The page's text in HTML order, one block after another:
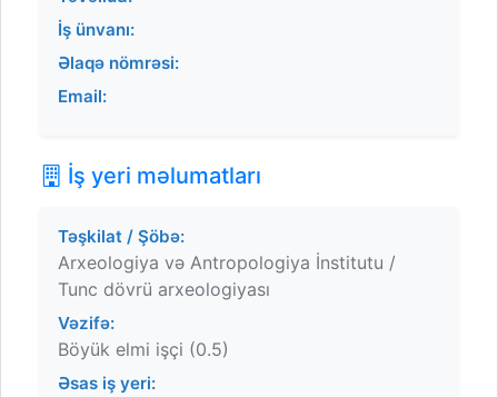
İş ünvanı:
Əlaqə nömrəsi:
Email:
İş yeri məlumatları
Təşkilat / Şöbə:
Arxeologiya və Antropologiya İnstitutu /
Tunc dövrü arxeologiyası
Vəzifə:
Böyük elmi işçi (0.5)
Əsas iş yeri: